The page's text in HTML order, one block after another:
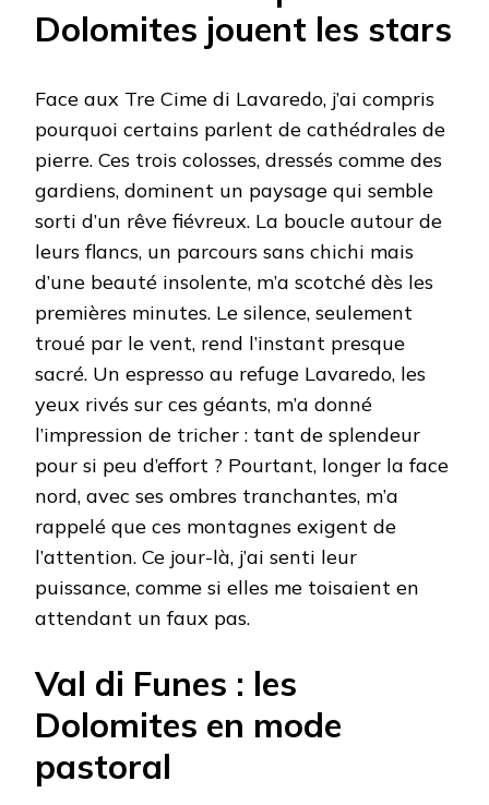
Dolomites jouent les stars
Face aux Tre Cime di Lavaredo, j’ai compris
pourquoi certains parlent de cathédrales de
pierre. Ces trois colosses, dressés comme des
gardiens, dominent un paysage qui semble
sorti d’un rêve fiévreux. La boucle autour de
leurs flancs, un parcours sans chichi mais
d’une beauté insolente, m’a scotché dès les
premières minutes. Le silence, seulement
troué par le vent, rend l’instant presque
sacré. Un espresso au refuge Lavaredo, les
yeux rivés sur ces géants, m’a donné
l’impression de tricher : tant de splendeur
pour si peu d’effort ? Pourtant, longer la face
nord, avec ses ombres tranchantes, m’a
rappelé que ces montagnes exigent de
l’attention. Ce jour-là, j’ai senti leur
puissance, comme si elles me toisaient en
attendant un faux pas.
Val di Funes : les
Dolomites en mode
pastoral